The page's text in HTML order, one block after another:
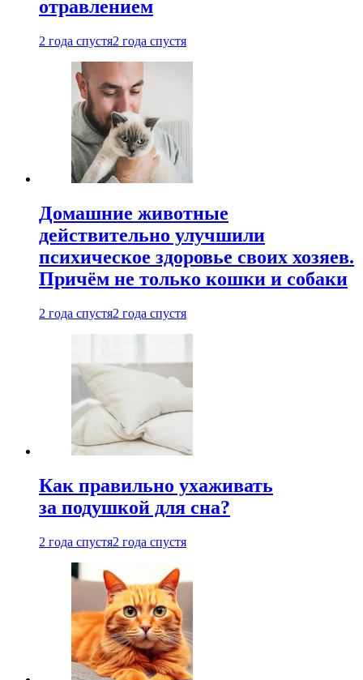
отравлением
2 года спустя2 года спустя
Домашние животные
действительно улучшили
психическое здоровье своих хозяев.
Причём не только кошки и собаки
2 года спустя2 года спустя
Как правильно ухаживать
за подушкой для сна?
2 года спустя2 года спустя